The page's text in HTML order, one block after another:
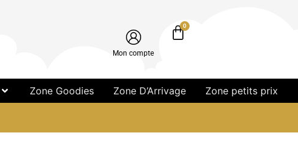
Mon compte
0
Zone Goodies Zone D’Arrivage Zone petits prix